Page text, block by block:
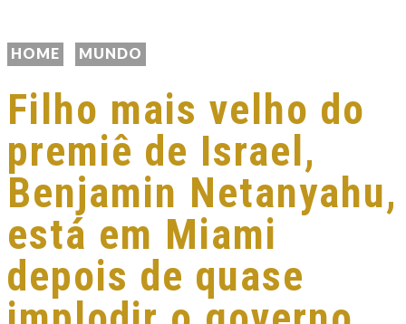
HOME MUNDO
Filho mais velho do
premiê de Israel,
Benjamin Netanyahu,
está em Miami
depois de quase